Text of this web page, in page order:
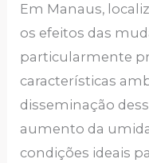
Em Manaus,
os efeitos das
particularmente
características
disseminação
aumento da
condições ideais